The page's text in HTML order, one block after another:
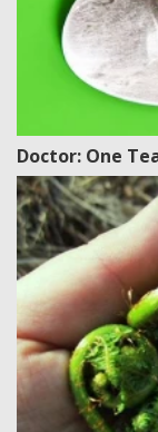
Doctor: One